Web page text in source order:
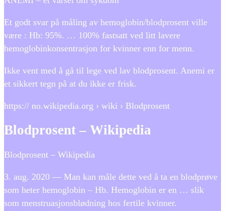
Et godt svar på måling av hemoglobin/blodprosent ville
være : Hb: 95%. … 100% fastsatt ved litt lavere
hemoglobinkonsentrasjon for kvinner enn for menn.
Ikke vent med å gå til lege ved lav blodprosent. Anemi er
et sikkert tegn på at du ikke er frisk.
https:// no.wikipedia.org › wiki › Blodprosent
Blodprosent – Wikipedia
Blodprosent – Wikipedia
3. aug. 2020 — Man kan måle dette ved å ta en blodprøve
som heter hemoglobin – Hb. Hemoglobin er en … slik
som menstruasjonsblødning hos fertile kvinner.